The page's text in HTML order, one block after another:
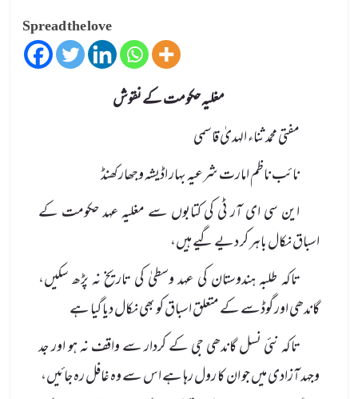
Spread the love
مغلیہ حکومت کے نقوش
مفتی محمد ثناء الہدیٰ قاسمی
نائب ناظم امارت شرعیہ بہار اڈیشہ وجھارکھنڈ
این سی ای آر ٹی کی کتابوں سے مغلیہ عہد حکومت کے
اسباق نکال باہر کر دیے گیے ہیں،
تاکہ طلبہ ہندوستان کی عہد وسطیٰ کی تاریخ نہ پڑھ سکیں،
گاندھی اور گوڈسے کے متعلق اسباق کو بھی نکال دیا گیا ہے
تاکہ نئی نسل گاندھی جی کے کردار سے واقف نہ ہو اور جد
وجہد آزادی میں جو ان کا رول رہا ہے اس سے وہ غافل رہ جائیں،